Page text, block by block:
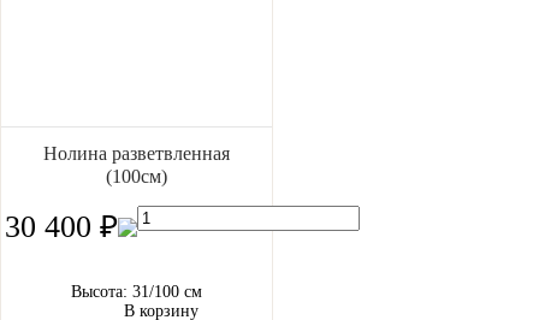
Нолина разветвленная
(100см)
30 400 ₽
Высота: 31/100 см
В корзину